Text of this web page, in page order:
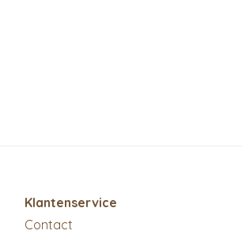
Klantenservice
Contact